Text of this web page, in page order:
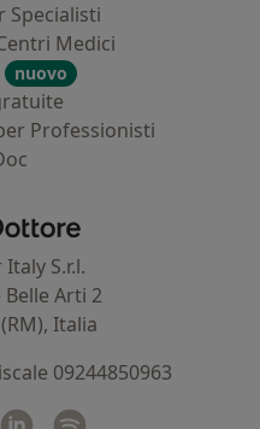
Specialisti
Medici
nuovo
Professionisti
- Homepage
S.r.l.
Belle Arti 2
Italia
09244850963
una nuova scheda
apre in una nuova scheda
Linkedin
si apre in una nuova